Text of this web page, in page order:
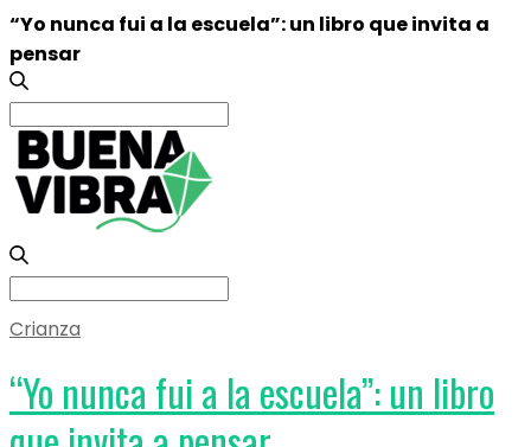
“Yo nunca fui a la escuela”: un libro que invita a
pensar
Search
for:
Search
for:
Crianza
“Yo nunca fui a la escuela”: un libro